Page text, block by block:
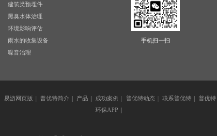
建筑类预埋件
黑臭水体治理
环境影响评估
雨水的收集设备
噪音治理
手机扫一扫
易游网页版 | 普优特简介 | 产品 | 成功案例 | 普优特动态 | 联系普优特 | 普优特
环保APP |